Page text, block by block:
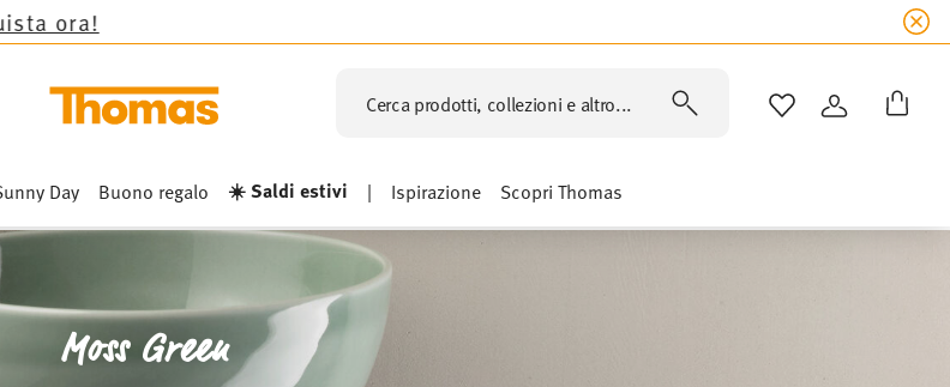
Cerca prodotti, collezioni e altro... LISTA DESIDERI
ACCEDI
Day Buono regalo ☀️ Saldi estivi | Ispirazione Scopri Thomas
Moss Green